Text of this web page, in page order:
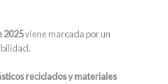
2025viene marcada por un
reciclados y materiales